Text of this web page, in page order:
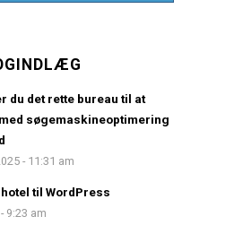
du det rette bureau til at
søgemaskineoptimering
- 11:31 am
til WordPress
9:23 am